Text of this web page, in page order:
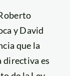
y David
que la
directiva es